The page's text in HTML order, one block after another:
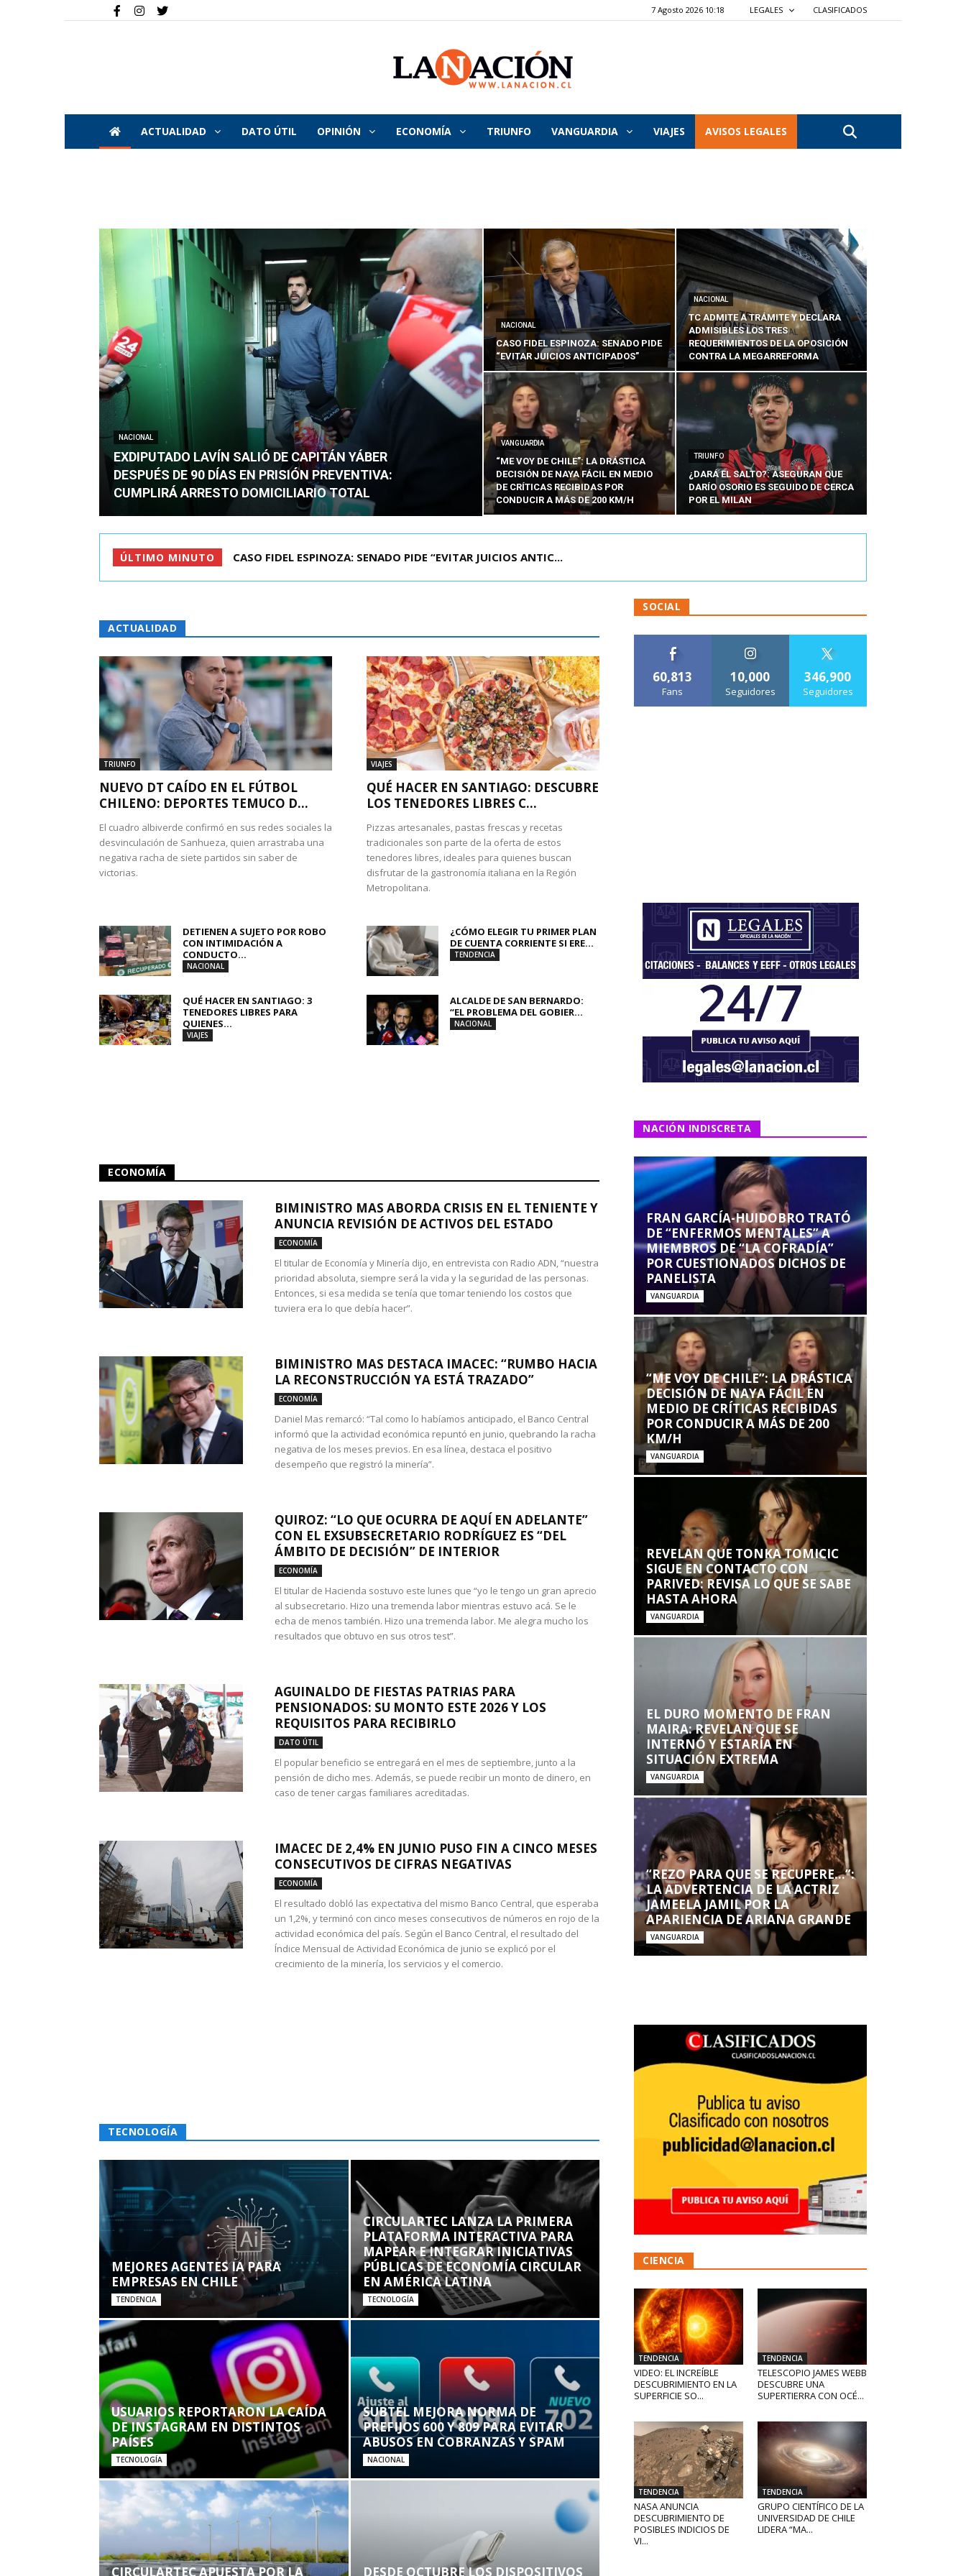
7 Agosto 2026 10:18 LEGALES CLASIFICADOS
La
Nación
ACTUALIDAD DATO ÚTIL OPINIÓN ECONOMÍA TRIUNFO VANGUARDIA VIAJES AVISOS LEGALES
NACIONAL
EXDIPUTADO LAVÍN SALIÓ DE CAPITÁN YÁBER
DESPUÉS DE 90 DÍAS EN PRISIÓN PREVENTIVA:
CUMPLIRÁ ARRESTO DOMICILIARIO TOTAL
NACIONAL
CASO FIDEL ESPINOZA: SENADO PIDE
“EVITAR JUICIOS ANTICIPADOS”
NACIONAL
TC ADMITE A TRÁMITE Y DECLARA
ADMISIBLES LOS TRES
REQUERIMIENTOS DE LA OPOSICIÓN
CONTRA LA MEGARREFORMA
VANGUARDIA
“ME VOY DE CHILE”: LA DRÁSTICA
DECISIÓN DE NAYA FÁCIL EN MEDIO
DE CRÍTICAS RECIBIDAS POR
CONDUCIR A MÁS DE 200 KM/H
TRIUNFO
¿DARÁ EL SALTO?: ASEGURAN QUE
DARÍO OSORIO ES SEGUIDO DE CERCA
POR EL MILAN
ÚLTIMO MINUTO TC ADMITE A TRÁMITE Y DECLARA ADMISIBLES LOS TRES REQU...
ACTUALIDAD
TRIUNFO
NUEVO DT CAÍDO EN EL FÚTBOL
CHILENO: DEPORTES TEMUCO D...
El cuadro albiverde confirmó en sus redes sociales la
desvinculación de Sanhueza, quien arrastraba una
negativa racha de siete partidos sin saber de
victorias.
VIAJES
QUÉ HACER EN SANTIAGO: DESCUBRE
LOS TENEDORES LIBRES C...
Pizzas artesanales, pastas frescas y recetas
tradicionales son parte de la oferta de estos
tenedores libres, ideales para quienes buscan
disfrutar de la gastronomía italiana en la Región
Metropolitana.
DETIENEN A SUJETO POR ROBO
CON INTIMIDACIÓN A
CONDUCTO...
NACIONAL
¿CÓMO ELEGIR TU PRIMER PLAN
DE CUENTA CORRIENTE SI ERE...
TENDENCIA
QUÉ HACER EN SANTIAGO: 3
TENEDORES LIBRES PARA
QUIENES...
VIAJES
ALCALDE DE SAN BERNARDO:
“EL PROBLEMA DEL GOBIER...
NACIONAL
ECONOMÍA
BIMINISTRO MAS ABORDA CRISIS EN EL TENIENTE Y
ANUNCIA REVISIÓN DE ACTIVOS DEL ESTADO
ECONOMÍA
El titular de Economía y Minería dijo, en entrevista con Radio ADN, “nuestra
prioridad absoluta, siempre será la vida y la seguridad de las personas.
Entonces, si esa medida se tenía que tomar teniendo los costos que
tuviera era lo que debía hacer”.
BIMINISTRO MAS DESTACA IMACEC: “RUMBO HACIA
LA RECONSTRUCCIÓN YA ESTÁ TRAZADO”
ECONOMÍA
Daniel Mas remarcó: “Tal como lo habíamos anticipado, el Banco Central
informó que la actividad económica repuntó en junio, quebrando la racha
negativa de los meses previos. En esa línea, destaca el positivo
desempeño que registró la minería”.
QUIROZ: “LO QUE OCURRA DE AQUÍ EN ADELANTE”
CON EL EXSUBSECRETARIO RODRÍGUEZ ES “DEL
ÁMBITO DE DECISIÓN” DE INTERIOR
ECONOMÍA
El titular de Hacienda sostuvo este lunes que “yo le tengo un gran aprecio
al subsecretario. Hizo una tremenda labor mientras estuvo acá. Se le
echa de menos también. Hizo una tremenda labor. Me alegra mucho los
resultados que obtuvo en sus otros test”.
AGUINALDO DE FIESTAS PATRIAS PARA
PENSIONADOS: SU MONTO ESTE 2026 Y LOS
REQUISITOS PARA RECIBIRLO
DATO ÚTIL
El popular beneficio se entregará en el mes de septiembre, junto a la
pensión de dicho mes. Además, se puede recibir un monto de dinero, en
caso de tener cargas familiares acreditadas.
IMACEC DE 2,4% EN JUNIO PUSO FIN A CINCO MESES
CONSECUTIVOS DE CIFRAS NEGATIVAS
ECONOMÍA
El resultado dobló las expectativa del mismo Banco Central, que esperaba
un 1,2%, y terminó con cinco meses consecutivos de números en rojo de la
actividad económica del país. Según el Banco Central, el resultado del
Índice Mensual de Actividad Económica de junio se explicó por el
crecimiento de la minería, los servicios y el comercio.
TECNOLOGÍA
MEJORES AGENTES IA PARA
EMPRESAS EN CHILE
TENDENCIA
CIRCULARTEC LANZA LA PRIMERA
PLATAFORMA INTERACTIVA PARA
MAPEAR E INTEGRAR INICIATIVAS
PÚBLICAS DE ECONOMÍA CIRCULAR
EN AMÉRICA LATINA
TECNOLOGÍA
USUARIOS REPORTARON LA CAÍDA
DE INSTAGRAM EN DISTINTOS
PAÍSES
TECNOLOGÍA
SUBTEL MEJORA NORMA DE
PREFIJOS 600 Y 809 PARA EVITAR
ABUSOS EN COBRANZAS Y SPAM
NACIONAL
CIRCULARTEC APUESTA POR LA DESDE OCTUBRE LOS DISPOSITIVOS
SOCIAL
60,813
Fans
10,000
Seguidores
346,900
Seguidores
NACIÓN INDISCRETA
FRAN GARCÍA-HUIDOBRO TRATÓ
DE “ENFERMOS MENTALES” A
MIEMBROS DE “LA COFRADÍA”
POR CUESTIONADOS DICHOS DE
PANELISTA
VANGUARDIA
“ME VOY DE CHILE”: LA DRÁSTICA
DECISIÓN DE NAYA FÁCIL EN
MEDIO DE CRÍTICAS RECIBIDAS
POR CONDUCIR A MÁS DE 200
KM/H
VANGUARDIA
REVELAN QUE TONKA TOMICIC
SIGUE EN CONTACTO CON
PARIVED: REVISA LO QUE SE SABE
HASTA AHORA
VANGUARDIA
EL DURO MOMENTO DE FRAN
MAIRA: REVELAN QUE SE
INTERNÓ Y ESTARÍA EN
SITUACIÓN EXTREMA
VANGUARDIA
“REZO PARA QUE SE RECUPERE…”:
LA ADVERTENCIA DE LA ACTRIZ
JAMEELA JAMIL POR LA
APARIENCIA DE ARIANA GRANDE
VANGUARDIA
CIENCIA
TENDENCIA
VIDEO: EL INCREÍBLE
DESCUBRIMIENTO EN LA
SUPERFICIE SO...
TENDENCIA
TELESCOPIO JAMES WEBB
DESCUBRE UNA
SUPERTIERRA CON OCÉ...
TENDENCIA
NASA ANUNCIA
DESCUBRIMIENTO DE
POSIBLES INDICIOS DE
VI...
TENDENCIA
GRUPO CIENTÍFICO DE LA
UNIVERSIDAD DE CHILE
LIDERA “MA...